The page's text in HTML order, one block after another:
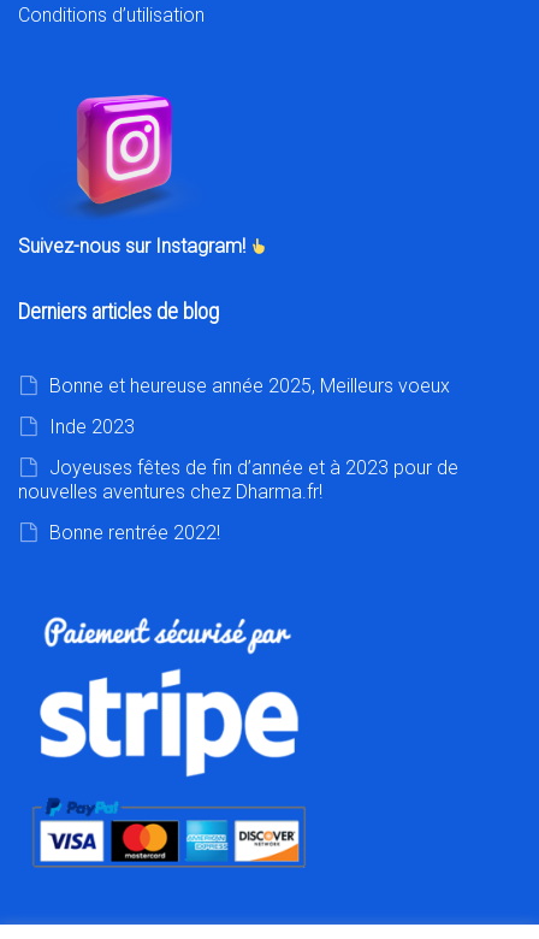
Conditions d’utilisation
Suivez-nous sur Instagram!
Derniers articles de blog
Bonne et heureuse année 2025, Meilleurs voeux
Inde 2023
Joyeuses fêtes de fin d’année et à 2023 pour de
nouvelles aventures chez Dharma.fr!
Bonne rentrée 2022!